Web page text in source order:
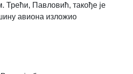
Трећи, Павловић, такође је
авиона изложио